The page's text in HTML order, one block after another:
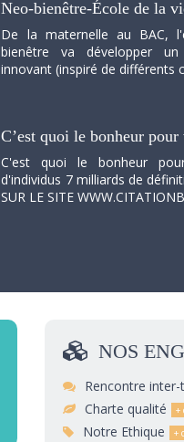
Neo-bienêtre-École de la
De la maternelle au BAC,
bienêtre va développer
innovant (inspiré de différents
C’est quoi le bonheur pour
C'est quoi le bonheur
d'individus 7 milliards de
SUR LE SITE
NOS
Rencontre
Charte qualité
Notre Ethique